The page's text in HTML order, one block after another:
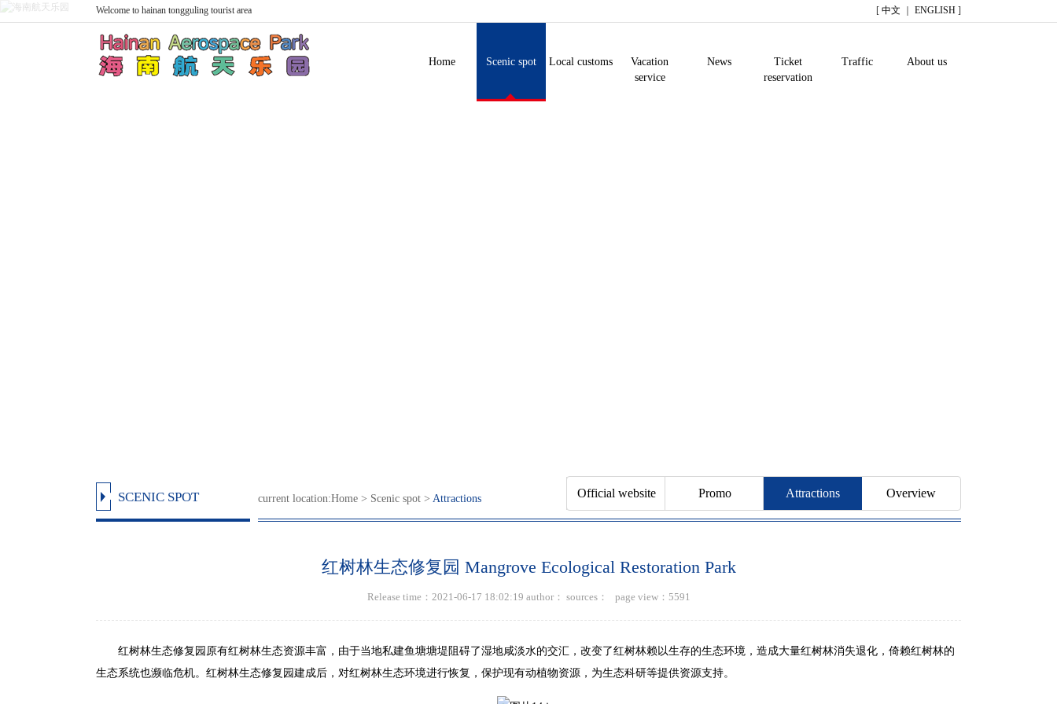
[ 中文 ENGLISH ]
Welcome to hainan tongguling tourist area
About us
Traffic
Ticket
reservation
News
Vacation
service
Local customs
Scenic spot
Home
SCENIC SPOT current location:Home > Scenic spot > Attractions Overview
Attractions
Promo
Official website
ticketing
红树林生态修复园 Mangrove Ecological Restoration Park
Release time：2021-06-17 18:02:19 author： sources： page view： 5591
红树林生态修复园原有红树林生态资源丰富，由于当地私建鱼塘塘堤阻碍了湿地咸淡水的交汇，改变了红树林赖以生存的生态环境，造成大量红树林消失退化，倚赖红树林的
生态系统也濒临危机。红树林生态修复园建成后，对红树林生态环境进行恢复，保护现有动植物资源，为生态科研等提供资源支持。